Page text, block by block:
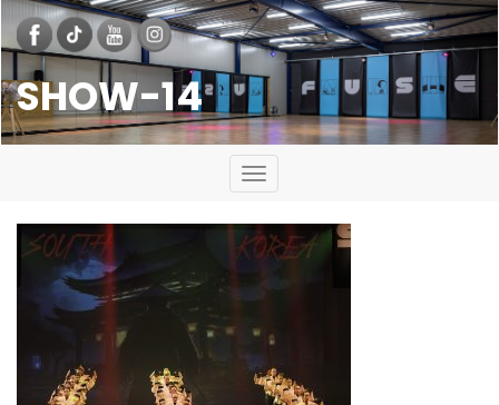
SHOW-14
Toggle
navigation